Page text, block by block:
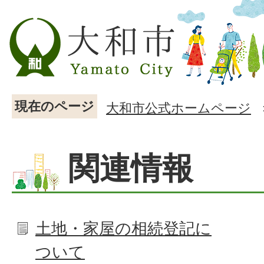
現在のページ 大和市公式ホームページ
関連情報
土地・家屋の相続登記に
ついて